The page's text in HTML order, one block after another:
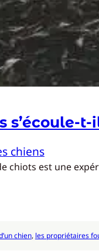
s’écoule-
chiens
chiots est une
chien, les propriétaires